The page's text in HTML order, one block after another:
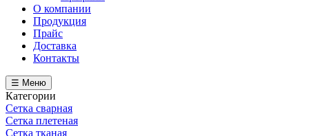
О компании
Продукция
Прайс
Доставка
Контакты
☰ Меню
Категории
Сетка сварная
Сетка плетеная
Сетка тканая